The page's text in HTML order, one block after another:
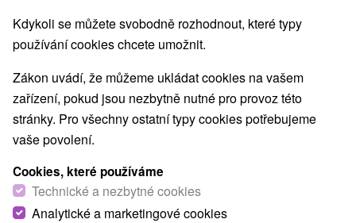
Nejprodávanější
1.
Kdykoli se můžete svobodně rozhodnout, které typy
používání cookies chcete umožnit.
Zákon uvádí, že můžeme ukládat cookies na vašem
zařízení, pokud jsou nezbytně nutné pro provoz této
stránky. Pro všechny ostatní typy cookies potřebujeme
vaše povolení.
Cookies, které používáme
Technické a nezbytné cookies
Analytické a marketingové cookies